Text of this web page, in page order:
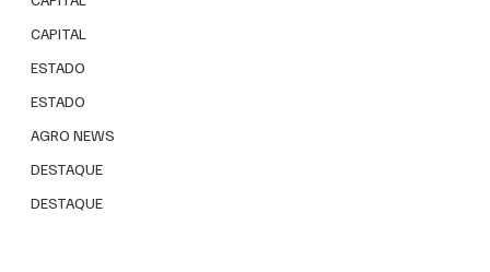
CAPITAL
ESTADO
ESTADO
AGRO NEWS
DESTAQUE
DESTAQUE